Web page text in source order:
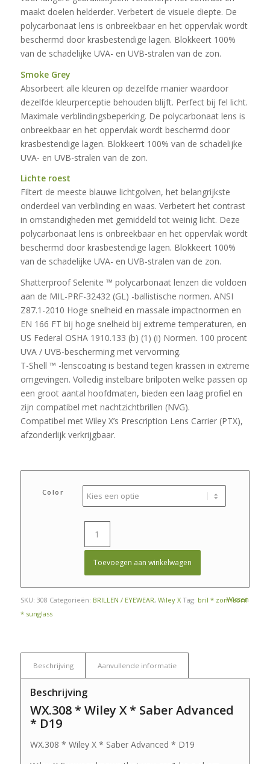
maakt doelen helderder. Verbetert de visuele diepte. De
polycarbonaat lens is onbreekbaar en het oppervlak wordt
beschermd door krasbestendige lagen. Blokkeert 100%
van de schadelijke UVA- en UVB-stralen van de zon.
Smoke Grey
Absorbeert alle kleuren op dezelfde manier waardoor
dezelfde kleurperceptie behouden blijft. Perfect bij fel licht.
Maximale verblindingsbeperking. De polycarbonaat lens is
onbreekbaar en het oppervlak wordt beschermd door
krasbestendige lagen. Blokkeert 100% van de schadelijke
UVA- en UVB-stralen van de zon.
Lichte roest
Filtert de meeste blauwe lichtgolven, het belangrijkste
onderdeel van verblinding en waas. Verbetert het contrast
in omstandigheden met gemiddeld tot weinig licht. Deze
polycarbonaat lens is onbreekbaar en het oppervlak wordt
beschermd door krasbestendige lagen. Blokkeert 100%
van de schadelijke UVA- en UVB-stralen van de zon.
Shatterproof Selenite ™ polycarbonaat lenzen die voldoen
aan de MIL-PRF-32432 (GL) -ballistische normen. ANSI
Z87.1-2010 Hoge snelheid en massale impactnormen en
EN 166 FT bij hoge snelheid bij extreme temperaturen, en
US Federal OSHA 1910.133 (b) (1) (i) Normen. 100 procent
UVA / UVB-bescherming met vervorming.
T-Shell ™ -lenscoating is bestand tegen krassen in extreme
omgevingen. Volledig instelbare brilpoten welke passen op
een groot aantal hoofdmaten, bieden een laag profiel en
zijn compatibel met nachtzichtbrillen (NVG).
Compatibel met Wiley X’s Prescription Lens Carrier (PTX),
afzonderlijk verkrijgbaar.
Color
Wissen
Toevoegen aan winkelwagen
SKU: 308 Categorieën: BRILLEN / EYEWEAR, Wiley X Tag: bril * zonnebril
* sunglass
Beschrijving Aanvullende informatie
Beschrijving
WX.308 * Wiley X * Saber Advanced
* D19
WX.308 * Wiley X * Saber Advanced * D19